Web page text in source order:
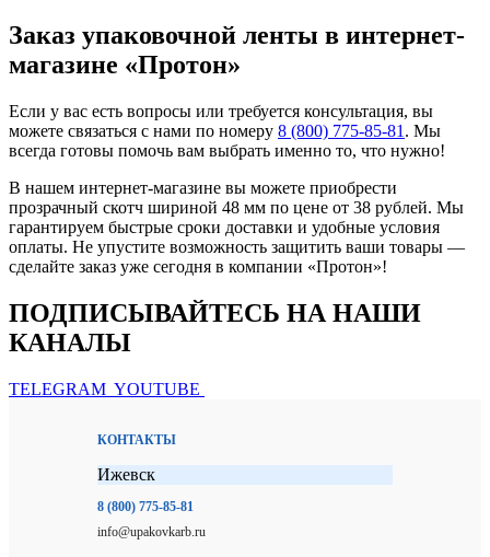
Заказ упаковочной ленты в интернет-
магазине «Протон»
Если у вас есть вопросы или требуется консультация, вы
можете связаться с нами по номеру 8 (800) 775-85-81 . Мы
всегда готовы помочь вам выбрать именно то, что нужно!
В нашем интернет-магазине вы можете приобрести
прозрачный скотч шириной 48 мм по цене от 38 рублей. Мы
гарантируем быстрые сроки доставки и удобные условия
оплаты. Не упустите возможность защитить ваши товары —
сделайте заказ уже сегодня в компании «Протон»!
ПОДПИСЫВАЙТЕСЬ НА НАШИ
КАНАЛЫ
TELEGRAM YOUTUBE
КОНТАКТЫ
Ижевск
8 (800) 775-85-81
info@upakovkarb.ru